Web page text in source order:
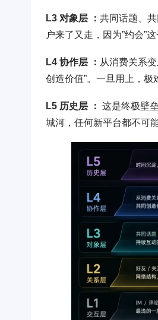
L3 对象层 ： 共同话题、
户来了又走，因为”约会”
L4 协作层 ： 从消费关系
创造价值”。一旦用上，极
L5 历史层 ： 这是终极壁
城河，任何新平台都不可能